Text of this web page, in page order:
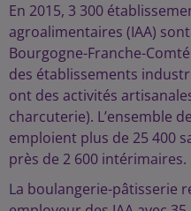
En 2015, 3 300
agroalimentaires (IAA)
Bourgogne-Franche-
des établissements
ont des activités
charcuterie). L’ensemble
emploient plus de 25 400
près de 2 600 intérimaires.
La boulangerie-pâtisserie